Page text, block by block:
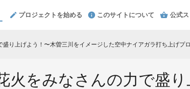
プロジェクトを始める このサイトについて 公式
盛り上げよう！〜木曽三川をイメージした空中ナイアガラ打ち上げプ
火をみなさんの力で盛り